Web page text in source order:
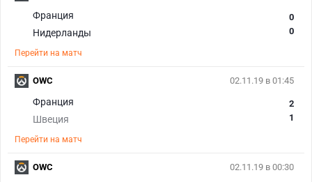
Франция
Нидерланды
0
0
Перейти на матч
02.11.19 в 01:45
Франция
Швеция
2
1
Перейти на матч
OWC
02.11.19 в 00:30
OWC